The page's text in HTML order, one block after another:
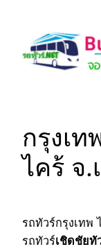
content
กรุงเ
ไคร้ จ.
รถทัวร์กรุงเทพ
รถทัวร์เชิดชัยทั